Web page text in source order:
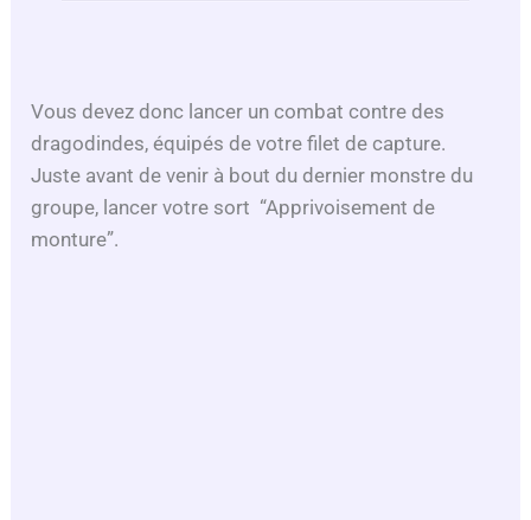
Vous devez donc lancer un combat contre des
dragodindes, équipés de votre filet de capture.
Juste avant de venir à bout du dernier monstre du
groupe, lancer votre sort “Apprivoisement de
monture”.